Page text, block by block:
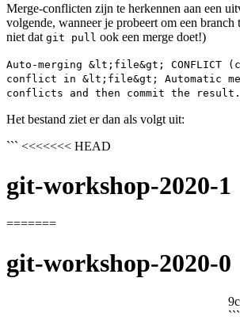
Merge-conflicten zijn te herkennen aan een
volgende, wanneer je probeert om een branch
niet dat git pull ook een merge doet!)
Auto-merging &lt;file&gt; CONFLICT
conflict in &lt;file&gt; Automatic
conflicts and then commit the result.
Het bestand ziet er dan als volgt uit:
``` <<<<<<< HEAD
git-workshop-2020-1
=======
git-workshop-2020-0
```